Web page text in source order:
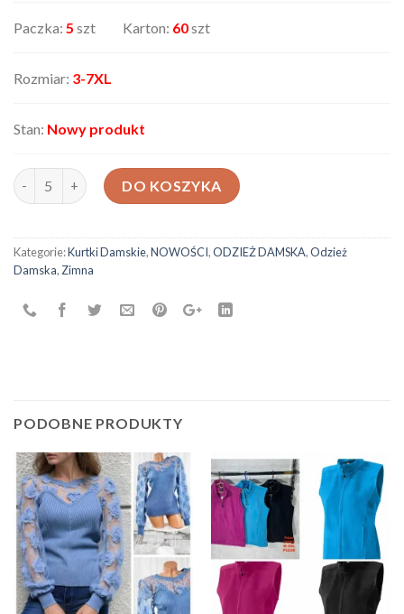
Paczka: 5 szt Karton: 60szt
Rozmiar: 3-7XL
Stan: Nowy produkt
ilość Kurtka damska 6013719
DO KOSZYKA
Kategorie:Kurtki Damskie,NOWOŚCI,ODZIEŻ DAMSKA,Odzież
Damska, Zimna
PODOBNE PRODUKTY